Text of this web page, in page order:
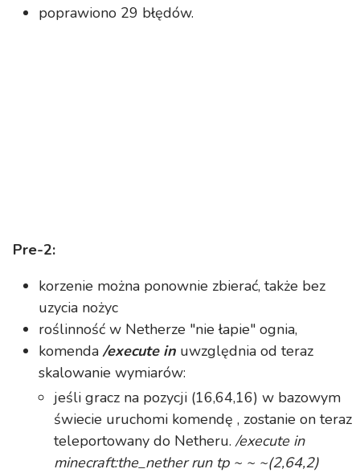
poprawiono 29 błędów.
Pre-2:
korzenie można ponownie zbierać, także bez
uzycia nożyc
roślinność w Netherze "nie łapie" ognia,
komenda/execute inuwzględnia od teraz
skalowanie wymiarów:
jeśli gracz na pozycji (16,64,16) w bazowym
świecie uruchomi komendę , zostanie on teraz
teleportowany do Netheru./execute in
minecraft:the_nether run tp ~ ~ ~(2,64,2)